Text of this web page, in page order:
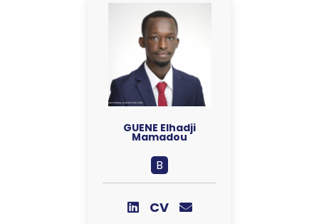
GUENE Elhadji
Mamadou
B
CV